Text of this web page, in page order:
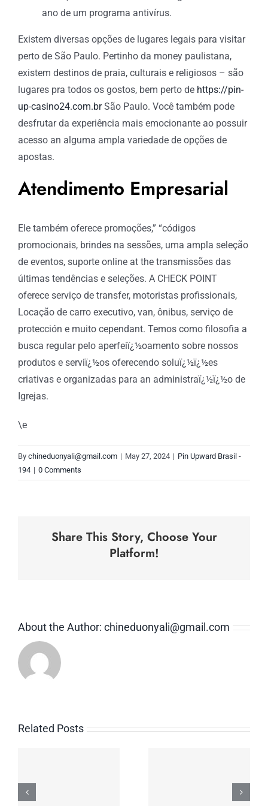
ano de um programa antivírus.
Existem diversas opções de lugares legais para visitar
perto de São Paulo. Pertinho da money paulistana,
existem destinos de praia, culturais e religiosos – são
lugares pra todos os gostos, bem perto de https://pin-
up-casino24.com.brSão Paulo. Você também pode
desfrutar da experiência mais emocionante ao possuir
acesso an alguma ampla variedade de opções de
apostas.
Atendimento Empresarial
Ele também oferece promoções,” “códigos
promocionais, brindes na sessões, uma ampla seleção
de eventos, suporte online at the transmissões das
últimas tendências e seleções. A CHECK POINT
oferece serviço de transfer, motoristas profissionais,
Locação de carro executivo, van, ônibus, serviço de
protección e muito cependant. Temos como filosofia a
busca regular pelo aperfeiï¿½oamento sobre nossos
produtos e serviï¿½os oferecendo soluï¿½ï¿½es
criativas e organizadas para an administraï¿½ï¿½o de
Igrejas.
\e
By chineduonyali@gmail.com | May 27, 2024 | Pin Upward Brasil -
194 | 0 Comments
Share This Story, Choose Your
Platform!
About the Author: chineduonyali@gmail.com
Related Posts
125% De